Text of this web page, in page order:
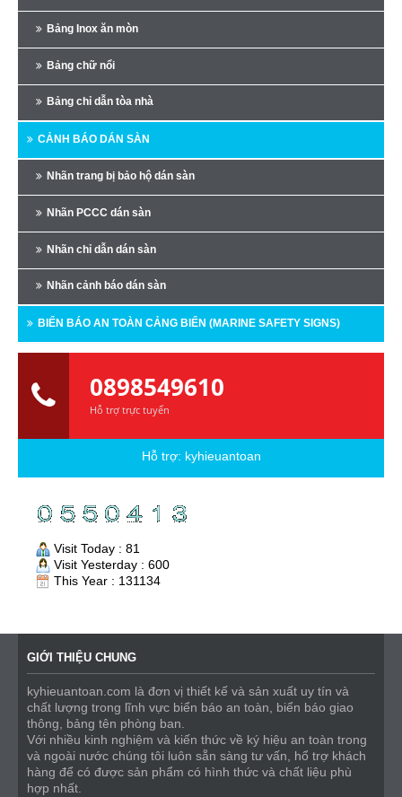
Bảng Inox ăn mòn
Bảng chữ nổi
Bảng chỉ dẫn tòa nhà
CẢNH BÁO DÁN SÀN
Nhãn trang bị bảo hộ dán sàn
Nhãn PCCC dán sàn
Nhãn chỉ dẫn dán sàn
Nhãn cảnh báo dán sàn
BIỂN BÁO AN TOÀN CẢNG BIỂN (MARINE SAFETY SIGNS)
0898549610
Hỗ trợ trực tuyến
Hỗ trợ: kyhieuantoan
Visit Today : 81
Visit Yesterday : 600
This Year : 131134
GIỚI THIỆU CHUNG
kyhieuantoan.com là đơn vị thiết kế và sản xuất uy tín và
chất lượng trong lĩnh vực biển báo an toàn, biển báo giao
thông, bảng tên phòng ban.
Với nhiều kinh nghiệm và kiến thức về ký hiệu an toàn trong
và ngoài nước chúng tôi luôn sẵn sàng tư vấn, hổ trợ khách
hàng để có được sản phẩm có hình thức và chất liệu phù
hợp nhất.